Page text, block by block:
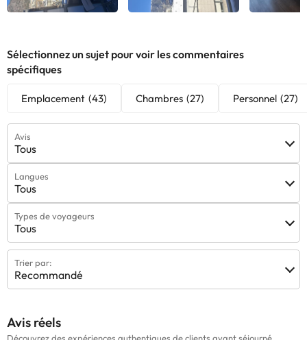
Sélectionnez un sujet pour voir les commentaires
spécifiques
Emplacement (43) Chambres (27) Personnel (27)
Avis
Tous
Langues
Tous
Types de voyageurs
Tous
Trier par:
Recommandé
Avis réels